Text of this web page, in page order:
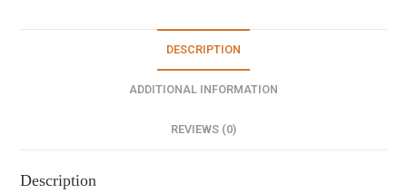
DESCRIPTION
ADDITIONAL INFORMATION
REVIEWS (0)
Description